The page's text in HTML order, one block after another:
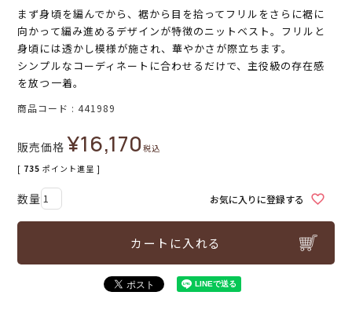
まず身頃を編んでから、裾から目を拾ってフリルをさらに裾に
向かって編み進めるデザインが特徴のニットベスト。フリルと
身頃には透かし模様が施され、華やかさが際立ちます。
シンプルなコーディネートに合わせるだけで、主役級の存在感
を放つ一着。
商品コード 441989
販売価格 ¥16,170税込
[ 735 ポイント進呈 ]
お気に入りに登録する
カートに入れる